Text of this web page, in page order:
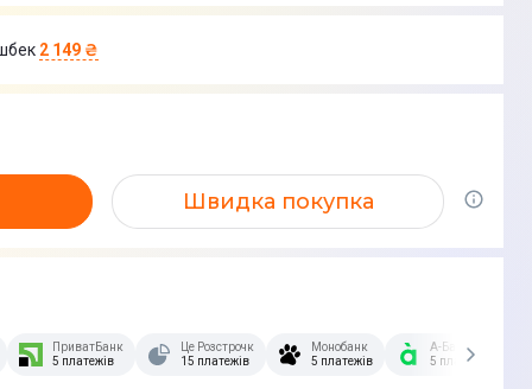
2 149 ₴
Швидка покупка
Скибочка.
ПриватБанк
5 платежів
Це Розстрочка
15 платежів
Монобанк
5 платежів
А-Банк
5 платежів